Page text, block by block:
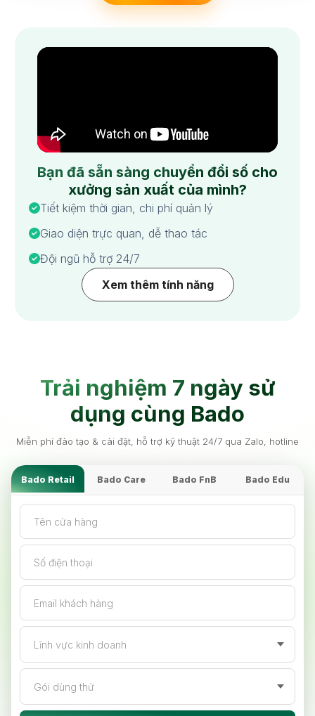
Bạn đã sẵn sàng chuyển đổi số cho
xưởng sản xuất của mình?
Tiết kiệm thời gian, chi phí quản lý
Giao diện trực quan, dễ thao tác
Đội ngũ hỗ trợ 24/7
Xem thêm tính năng
Trải nghiệm 7 ngày sử
dụng cùng Bado
Miễn phí đào tạo & cài đặt, hỗ trợ kỹ thuật 24/7 qua Zalo, hotline
Bado Retail Bado Care Bado FnB Bado Edu
Tên cửa hàng
Số điện thoại
Email khách hàng
Lĩnh vực kinh doanh
Gói dùng thử